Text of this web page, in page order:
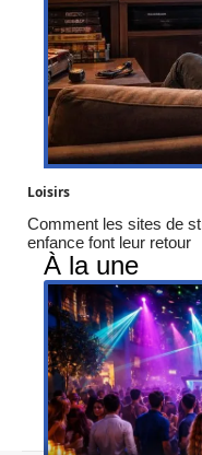
Loisirs
Comment les sites de
enfance font leur retour
À la une